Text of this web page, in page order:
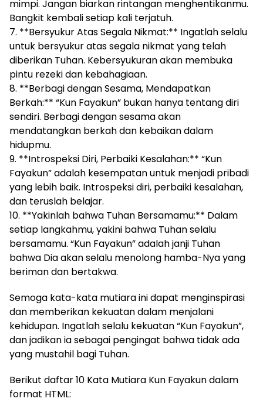
mimpi. Jangan biarkan rintangan menghentikanmu.
Bangkit kembali setiap kali terjatuh.
7. **Bersyukur Atas Segala Nikmat:** Ingatlah selalu
untuk bersyukur atas segala nikmat yang telah
diberikan Tuhan. Kebersyukuran akan membuka
pintu rezeki dan kebahagiaan.
8. **Berbagi dengan Sesama, Mendapatkan
Berkah:** “Kun Fayakun” bukan hanya tentang diri
sendiri. Berbagi dengan sesama akan
mendatangkan berkah dan kebaikan dalam
hidupmu.
9. **Introspeksi Diri, Perbaiki Kesalahan:** “Kun
Fayakun” adalah kesempatan untuk menjadi pribadi
yang lebih baik. Introspeksi diri, perbaiki kesalahan,
dan teruslah belajar.
10. **Yakinlah bahwa Tuhan Bersamamu:** Dalam
setiap langkahmu, yakini bahwa Tuhan selalu
bersamamu. “Kun Fayakun” adalah janji Tuhan
bahwa Dia akan selalu menolong hamba-Nya yang
beriman dan bertakwa.
Semoga kata-kata mutiara ini dapat menginspirasi
dan memberikan kekuatan dalam menjalani
kehidupan. Ingatlah selalu kekuatan “Kun Fayakun”,
dan jadikan ia sebagai pengingat bahwa tidak ada
yang mustahil bagi Tuhan.
Berikut daftar 10 Kata Mutiara Kun Fayakun dalam
format HTML: